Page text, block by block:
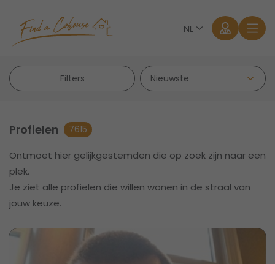
NL
Aanmelden
Wachtwoord vergeten?
Filters
Profielen 7615
Ontmoet hier gelijkgestemden die op zoek zijn naar een
plek.
Je ziet alle profielen die willen wonen in de straal van
jouw keuze.